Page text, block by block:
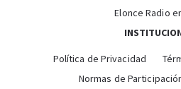
Elonce Radio
Política de Privacidad
Normas de